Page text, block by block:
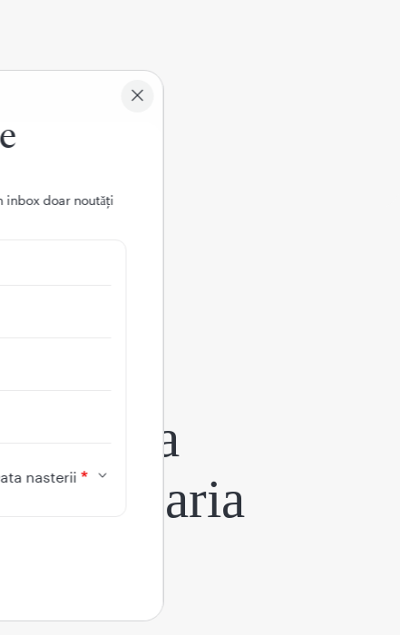
inbox doar noutǎți
nasterii
Maria